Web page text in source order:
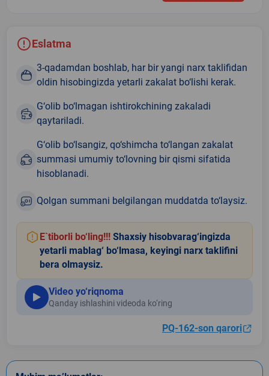
Eslatma
3-qadamdan boshlab, har bir yangi narx taklifidan
oldin hisobingizda yetarli zakalat bo‘lishi kerak.
G‘olib bo‘lmagan ishtirokchining zakaladi
qaytariladi.
G‘olib bo‘lsangiz, qo‘shimcha to‘langan zakalat
summasi umumiy to‘lovning bir qismi sifatida
hisoblanadi.
Qolgan summani belgilangan muddatda to‘laysiz.
E`tiborli bo‘ling!!! Shaxsiy hisobvarag‘ingizda
yetarli mablag‘ bo‘lmasa, keyingi narx taklifini
bera olmaysiz.
Video yo‘riqnoma
Qanday ishlashini videoda ko‘ring
PQ-162-son qarori